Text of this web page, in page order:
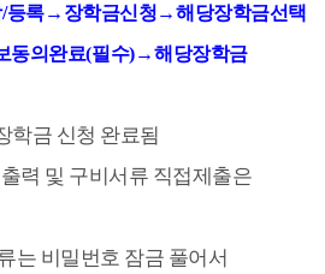
/등록→ 장학금신청→해당장학금선택
동의완료(필수)→해당장학금
학금 신청 완료됨
력 및 구비서류 직접제출은
는 비밀번호 잠금 풀어서